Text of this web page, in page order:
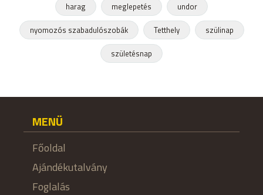
harag
meglepetés
undor
nyomozós szabadulószobák
Tetthely
szülinap
születésnap
MENÜ
Főoldal
Ajándékutalvány
Foglalás